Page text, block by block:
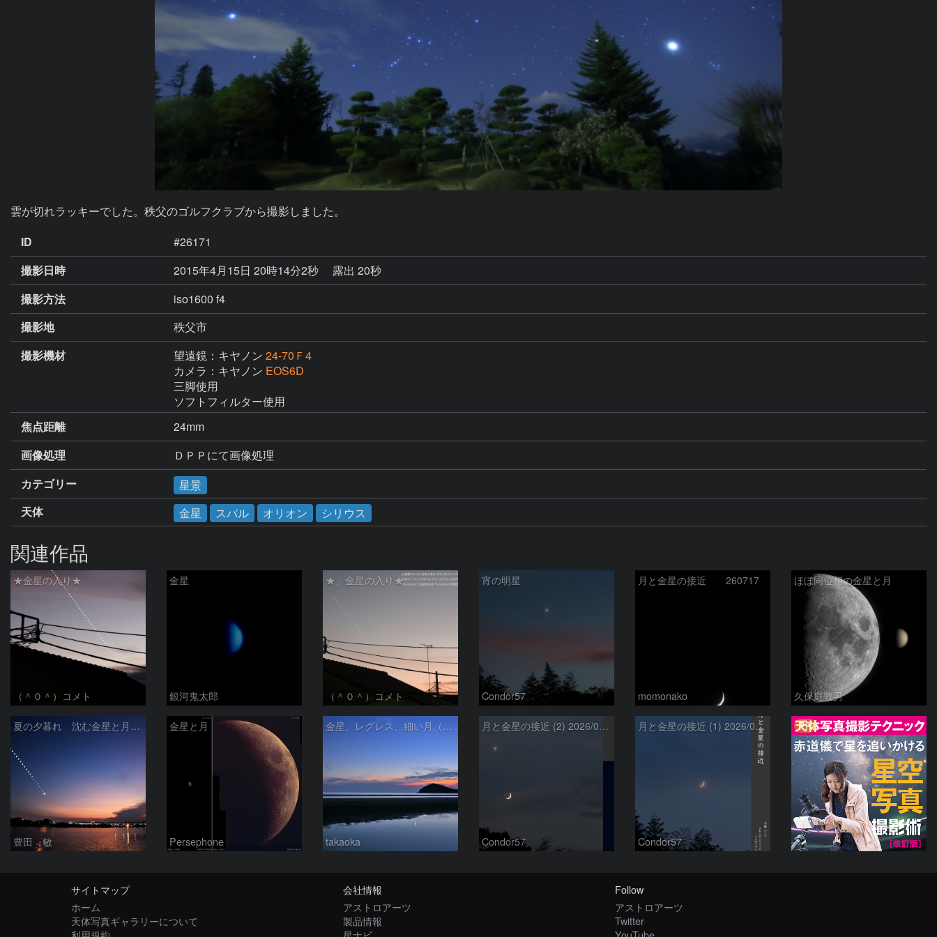
雲が切れラッキーでした。秩父のゴルフクラブから撮影しました。
ID
#26171
撮影日時
2015年4月15日 20時14分2秒
露出 20秒
撮影方法
iso1600 f4
撮影地
秩父市
撮影機材
望遠鏡：キヤノン 24-70Ｆ4
カメラ：キヤノン EOS6D
三脚使用
ソフトフィルター使用
焦点距離
24mm
画像処理
ＤＰＰにて画像処理
カテゴリー
星景
天体
金星 スバル オリオン シリウス
関連作品
★金星の入り★
（＾０＾）コメト
金星
銀河鬼太郎
★」金星の入り★
（＾０＾）コメト
宵の明星
Condor57
月と金星の接近 260717
momonako
ほぼ同位相の金星と月
久保庭敦男
夏の夕暮れ 沈む金星と月 2026/7/20
豊田 敏
金星と月
Persephone
金星、レグレス、細い月（７月１６日）
takaoka
月と金星の接近 (2) 2026/07/17
Condor57
月と金星の接近 (1) 2026/07/17
Condor57
PR
サイトマップ
ホーム
天体写真ギャラリーについて
会社情報
アストロアーツ
製品情報
Follow
アストロアーツ
Twitter